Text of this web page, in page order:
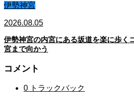
伊勢神宮
2026.08.05
伊勢神宮の内宮にある坂道を楽に歩く
宮まで向かう
コメント
0 トラックバック